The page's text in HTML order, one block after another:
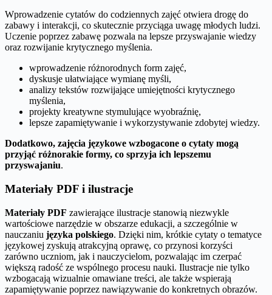
Wprowadzenie cytatów do codziennych zajęć otwiera drogę do
zabawy i interakcji, co skutecznie przyciąga uwagę młodych ludzi.
Uczenie poprzez zabawę pozwala na lepsze przyswajanie wiedzy
oraz rozwijanie krytycznego myślenia.
wprowadzenie różnorodnych form zajęć,
dyskusje ułatwiające wymianę myśli,
analizy tekstów rozwijające umiejętności krytycznego
myślenia,
projekty kreatywne stymulujące wyobraźnię,
lepsze zapamiętywanie i wykorzystywanie zdobytej wiedzy.
Dodatkowo, zajęcia językowe wzbogacone o cytaty mogą
przyjąć różnorakie formy, co sprzyja ich lepszemu
przyswajaniu.
Materiały PDF i ilustracje
Materiały PDF zawierające ilustracje stanowią niezwykle
wartościowe narzędzie w obszarze edukacji, a szczególnie w
nauczaniu języka polskiego. Dzięki nim, krótkie cytaty o tematyce
językowej zyskują atrakcyjną oprawę, co przynosi korzyści
zarówno uczniom, jak i nauczycielom, pozwalając im czerpać
większą radość ze wspólnego procesu nauki. Ilustracje nie tylko
wzbogacają wizualnie omawiane treści, ale także wspierają
zapamiętywanie poprzez nawiązywanie do konkretnych obrazów.